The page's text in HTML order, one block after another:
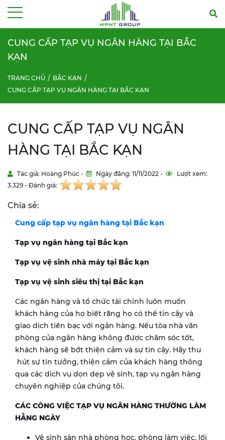
CUNG CẤP TẠP VỤ NGÂN HÀNG TẠI BẮC
KẠN
TRANG CHỦ
BẮC KẠN
CUNG CẤP TẠP VỤ NGÂN HÀNG TẠI BẮC KẠN
CUNG CẤP TẠP VỤ NGÂN
HÀNG TẠI BẮC KẠN
Tác giả: Hoàng Phúc - Ngày đăng: 11/11/2022 -
Lượt xem:
3.329 - Đánh giá:
Chia sẻ:
Cung cấp tạp vụ ngân hàng tại Bắc kạn
Tạp vụ ngân hàng tại Bắc kạn
Tạp vụ vệ sinh nhà máy tại Bắc kạn
Tạp vụ vệ sinh siêu thị tại Bắc kạn
Các ngân hàng và tổ chức tài chính luôn muốn
khách hàng của họ biết rằng họ có thể tin cậy và
giao dịch tiền bạc với ngân hàng. Nếu tòa nhà văn
phòng của ngân hàng không được chăm sóc tốt,
khách hàng sẽ bớt thiện cảm và sự tin cậy. Hãy thu
hút sự tin tưởng, thiện cảm của khách hàng thông
qua các dịch vụ dọn dẹp vệ sinh, tạp vụ ngân hàng
chuyên nghiệp của chúng tôi.
CÁC CÔNG VIỆC TẠP VỤ NGÂN HÀNG THƯỜNG LÀM
HẰNG NGÀY
Vệ sinh sàn nhà phòng học, phòng làm việc, lối